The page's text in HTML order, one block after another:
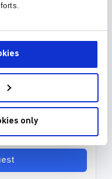
only
(15)
for this part.
and we will notify